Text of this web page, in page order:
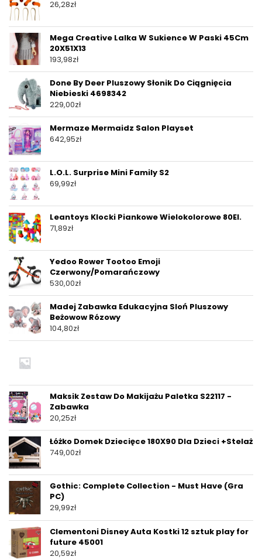
26,28zł
Mega Creative Lalka W Sukience W Paski 45Cm
20X51X13
193,98zł
Done By Deer Pluszowy Słonik Do Ciągnięcia
Niebieski 4698342
229,00zł
Mermaze Mermaidz Salon Playset
642,95zł
L.O.L. Surprise Mini Family S2
69,99zł
Leantoys Klocki Piankowe Wielokolorowe 80El.
71,89zł
Yedoo Rower Tootoo Emoji
Czerwony/Pomarańczowy
530,00zł
Madej Zabawka Edukacyjna Sloń Pluszowy
Beżowow Rózowy
104,80zł
Maksik Zestaw Do Makijażu Paletka S22117 -
Zabawka
20,25zł
Łóżko Domek Dziecięce 180X90 Dla Dzieci +Stelaż
749,00zł
Gothic: Complete Collection - Must Have (Gra
PC)
29,99zł
Clementoni Disney Auta Kostki 12 sztuk play for
future 45001
20,59zł